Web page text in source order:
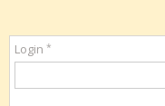
Documents
Login